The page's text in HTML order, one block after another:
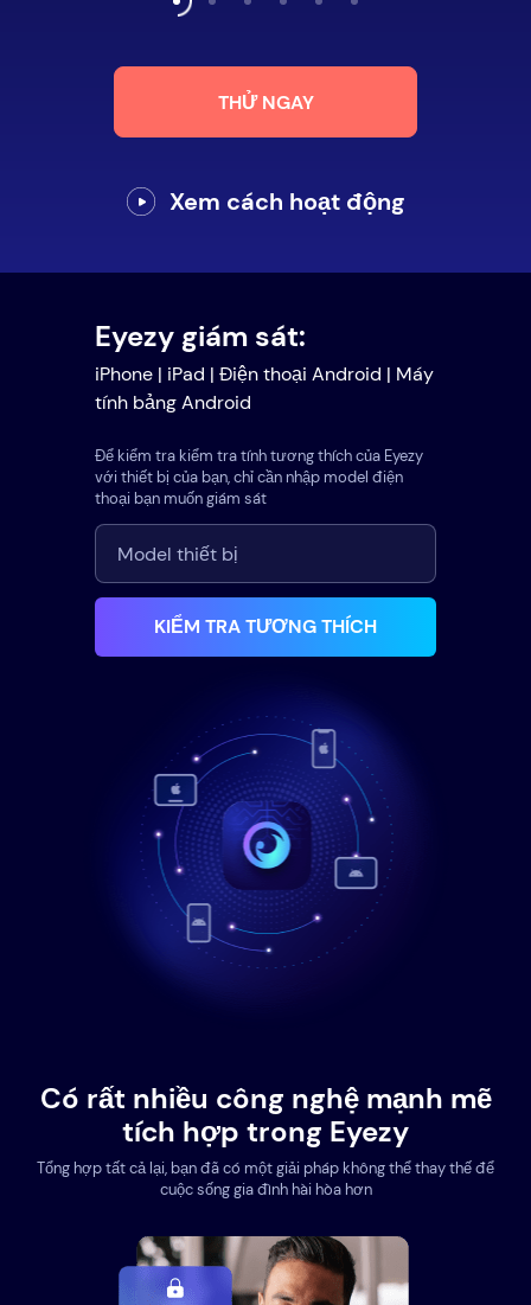
THỬ NGAY
Xem cách hoạt động
Eyezy giám sát:
iPhone | iPad | Điện thoại Android | Máy
tính bảng Android
Để kiểm tra kiểm tra tính tương thích của Eyezy
với thiết bị của bạn, chỉ cần nhập model điện
thoại bạn muốn giám sát
KIỂM TRA TƯƠNG THÍCH
Có rất nhiều công nghệ mạnh mẽ
tích hợp trong Eyezy
Tổng hợp tất cả lại, bạn đã có một giải pháp không thể thay thế để
cuộc sống gia đình hài hòa hơn